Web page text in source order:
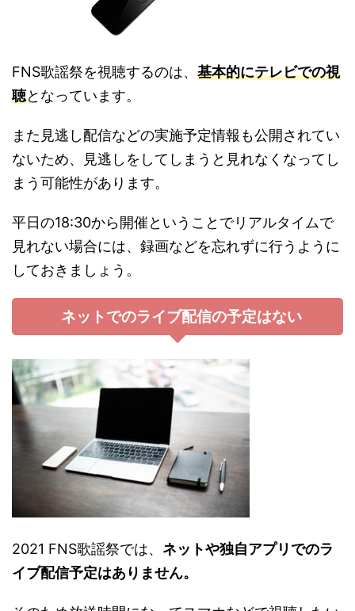
FNS歌謡祭を視聴するのは、 基本的にテレビでの視
聴となっています。
また見逃し配信などの実施予定情報も公開されてい
ないため、見逃しをしてしまうと見れなくなってし
まう可能性があります。
平日の18:30から開催ということでリアルタイムで
見れない場合には、録画などを忘れずに行うように
しておきましょう。
ネットでのライブ配信の予定はない
2021 FNS歌謡祭では、 ネットや独自アプリでのラ
イブ配信予定はありません。